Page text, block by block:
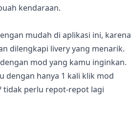
kendaraan.
mudah di aplikasi ini, karena
dilengkapi livery yang menarik.
mod yang kamu inginkan.
dengan hanya 1 kali klik mod
tidak perlu repot-repot lagi